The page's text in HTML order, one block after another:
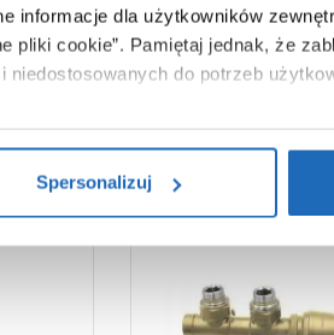
informacje dla użytkowników
pliki cookie”. Pamiętaj jednak, że
niedostosowanych do potrzeb
cookie, kliknij „Ustawienia
Spersonalizuj